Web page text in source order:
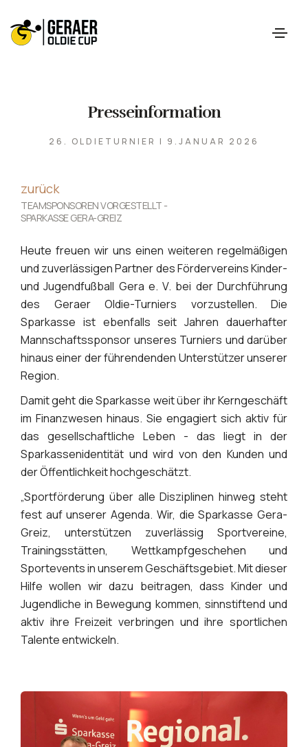
Presseinformation
26. OLDIETURNIER | 9.JANUAR 2026
zurück
TEAMSPONSOREN VORGESTELLT -
SPARKASSE GERA-GREIZ
Heute freuen wir uns einen weiteren regelmäßigen
und zuverlässigen Partner des Fördervereins Kinder-
und Jugendfußball Gera e. V. bei der Durchführung
des Geraer Oldie-Turniers vorzustellen. Die
Sparkasse ist ebenfalls seit Jahren dauerhafter
Mannschaftssponsor unseres Turniers und darüber
hinaus einer der führendenden Unterstützer unserer
Region.
Damit geht die Sparkasse weit über ihr Kerngeschäft
im Finanzwesen hinaus. Sie engagiert sich aktiv für
das gesellschaftliche Leben - das liegt in der
Sparkassenidentität und wird von den Kunden und
der Öffentlichkeit hochgeschätzt.
„Sportförderung über alle Disziplinen hinweg steht
fest auf unserer Agenda. Wir, die Sparkasse Gera-
Greiz, unterstützen zuverlässig Sportvereine,
Trainingsstätten, Wettkampfgeschehen und
Sportevents in unserem Geschäftsgebiet. Mit dieser
Hilfe wollen wir dazu beitragen, dass Kinder und
Jugendliche in Bewegung kommen, sinnstiftend und
aktiv ihre Freizeit verbringen und ihre sportlichen
Talente entwickeln.